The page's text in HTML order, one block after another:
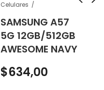
Celulares
SAMSUNG A57
5G 12GB/512GB
AWESOME NAVY
SAMSUNG A57 5G
8GB/256GB
AWESOME NAVY
$459,00
APPLE WATCH SE 3RA
GEN 40MM
STARLIGHT
$295,00
$634,00